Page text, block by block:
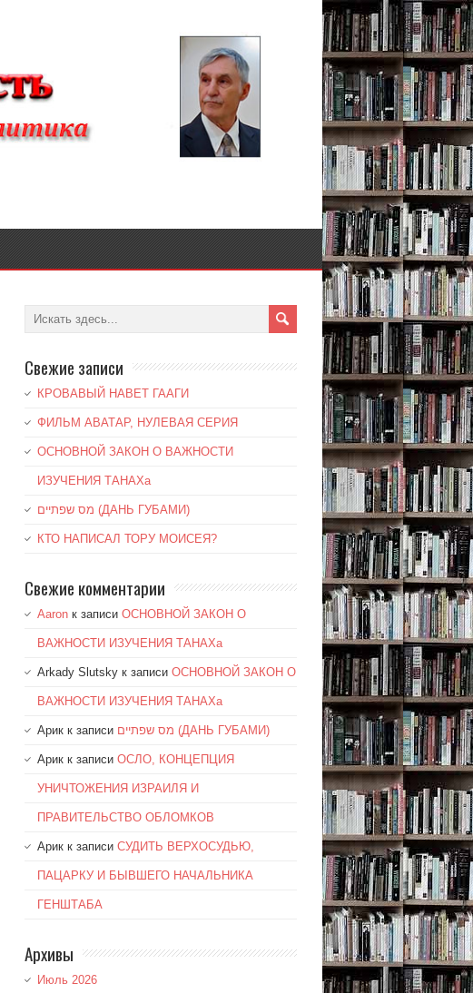
Свежие записи
КРОВАВЫЙ НАВЕТ ГААГИ
ФИЛЬМ АВАТАР, НУЛЕВАЯ СЕРИЯ
ОСНОВНОЙ ЗАКОН О ВАЖНОСТИ
ИЗУЧЕНИЯ ТАНАХа
מס שפתיים (ДАНЬ ГУБАМИ)
КТО НАПИСАЛ ТОРУ МОИСЕЯ?
Свежие комментарии
Aaron к записи ОСНОВНОЙ ЗАКОН О
ВАЖНОСТИ ИЗУЧЕНИЯ ТАНАХа
Arkady Slutsky к записи ОСНОВНОЙ ЗАКОН О
ВАЖНОСТИ ИЗУЧЕНИЯ ТАНАХа
Арик к записи מס שפתיים (ДАНЬ ГУБАМИ)
Арик к записи ОСЛО, КОНЦЕПЦИЯ
УНИЧТОЖЕНИЯ ИЗРАИЛЯ И
ПРАВИТЕЛЬСТВО ОБЛОМКОВ
Арик к записи СУДИТЬ ВЕРХОСУДЬЮ,
ПАЦАРКУ И БЫВШЕГО НАЧАЛЬНИКА
ГЕНШТАБА
Архивы
Июль 2026